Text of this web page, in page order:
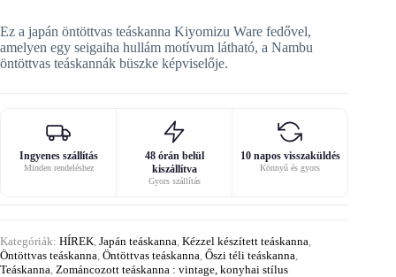
Ez a japán öntöttvas teáskanna Kiyomizu Ware fedővel,
amelyen egy seigaiha hullám motívum látható, a Nambu
öntöttvas teáskannák büszke képviselője.
Ingyenes szállítás
Minden rendeléshez
48 órán belül
kiszállítva
Gyors szállítás
10 napos visszaküldés
Könnyű és gyors
Kategóriák: HÍREK Japán teáskanna Kézzel készített teáskanna
Öntöttvas teáskanna Öntöttvas teáskanna Őszi téli teáskanna
Teáskanna Zománcozott teáskanna : vintage, konyhai stílus